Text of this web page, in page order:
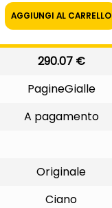
AGGIUNGI AL CARRELLO
290.07 €
PagineGialle
A pagamento
Originale
Ciano